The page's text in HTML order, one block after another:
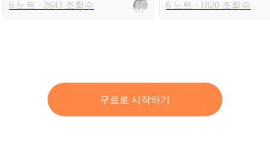
6 노트 · 2643 조회수 6 노트 · 1820 조회수
무료로 시작하기